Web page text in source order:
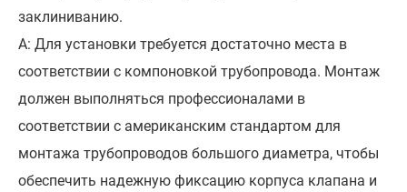
заклиниванию.
А: Для установки требуется достаточно места в
соответствии с компоновкой трубопровода. Монтаж
должен выполняться профессионалами в
соответствии с американским стандартом для
монтажа трубопроводов большого диаметра, чтобы
обеспечить надежную фиксацию корпуса клапана и